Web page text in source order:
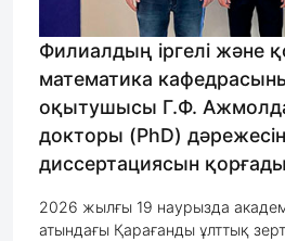
Филиалдың іргелі және
математика
оқытушысы Г.Ф.
докторы (PhD)
диссертациясын қорғады
2026 жылғы 19 наурызда
атындағы Қарағанды ұлттық